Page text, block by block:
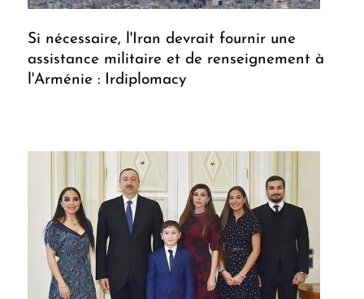
Si nécessaire, l'Iran devrait fournir une
assistance militaire et de renseignement à
l'Arménie : Irdiplomacy